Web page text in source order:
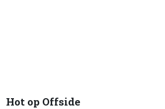
Hot op Offside